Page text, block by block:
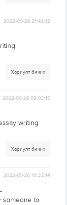
2022-09-28 21:42:12
Хариулт бичих
2022-09-28 02:03:19
writing
Хариулт бичих
2022-09-26 10:32:14
someone to